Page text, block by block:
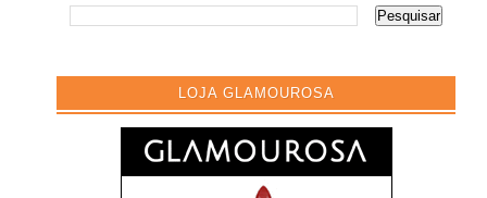
LOJA GLAMOUROSA